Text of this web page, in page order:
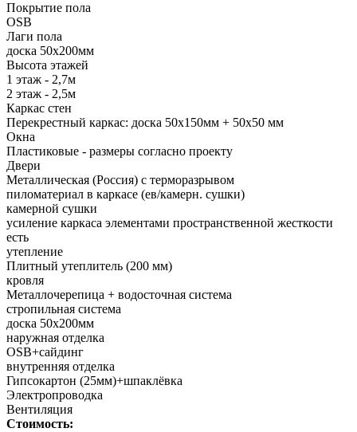
Покрытие пола
OSB
Лаги пола
доска 50х200мм
Высота этажей
1 этаж - 2,7м
2 этаж - 2,5м
Каркас стен
Перекрестный каркас: доска 50х150мм + 50х50 мм
Окна
Пластиковые - размеры согласно проекту
Двери
Металлическая (Россия) с терморазрывом
пиломатериал в каркасе (ев/камерн. сушки)
камерной сушки
усиление каркаса элементами пространственной жесткости
есть
утепление
Плитный утеплитель (200 мм)
кровля
Металлочерепица + водосточная система
стропильная система
доска 50х200мм
наружная отделка
OSB+сайдинг
внутренняя отделка
Гипсокартон (25мм)+шпаклёвка
Электропроводка
Вентиляция
Стоимость: